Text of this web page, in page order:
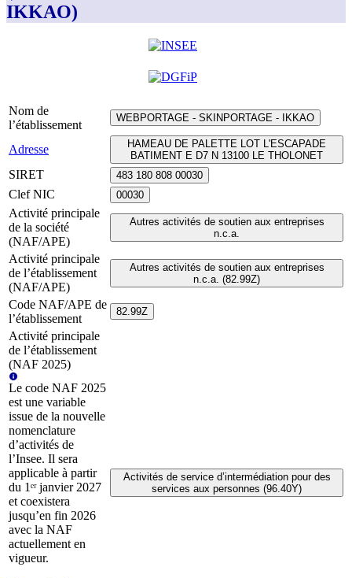
IKKAO)
Nom de
l’établissement
WEBPORTAGE - SKINPORTAGE - IKKAO
Adresse
HAMEAU DE PALETTE LOT L'ESCAPADE
BATIMENT E D7 N 13100 LE THOLONET
SIRET 483 180 808 00030
Clef NIC 00030
Activité principale
de la société
(NAF/APE)
Autres activités de soutien aux entreprises
n.c.a.
Activité principale
de l’établissement
(NAF/APE)
Autres activités de soutien aux entreprises
n.c.a. (82.99Z)
Code NAF/APE de
l’établissement
82.99Z
Activité principale
de l’établissement
(NAF 2025)
Le code NAF 2025
est une variable
issue de la nouvelle
nomenclature
d’activités de
l’Insee. Il sera
applicable à partir
du 1ᵉʳ janvier 2027
et coexistera
jusqu’en fin 2026
avec la NAF
actuellement en
vigueur.
Activités de service d’intermédiation pour des
services aux personnes (96.40Y)